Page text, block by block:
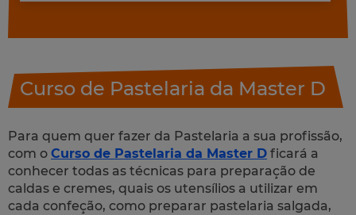
Curso de Pastelaria da Master D
Para quem quer fazer da Pastelaria a sua profissão,
com o Curso de Pastelaria da Master D ficará a
conhecer todas as técnicas para preparação de
caldas e cremes, quais os utensílios a utilizar em
cada confeção, como preparar pastelaria salgada,